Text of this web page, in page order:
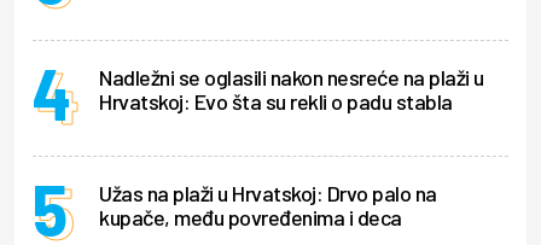
Nadležni se oglasili nakon nesreće na plaži u
Hrvatskoj: Evo šta su rekli o padu stabla
Užas na plaži u Hrvatskoj: Drvo palo na
kupače, među povređenima i deca